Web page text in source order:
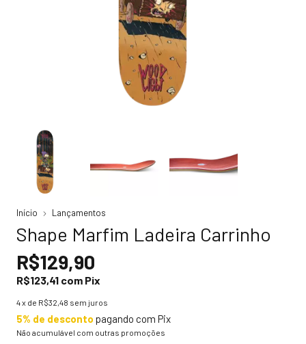
Início Lançamentos
Shape Marfim Ladeira Carrinho
R$129,90
R$123,41 com Pix
4x de R$32,48 sem juros
5% de desconto pagando com Pix
Não acumulável com outras promoções